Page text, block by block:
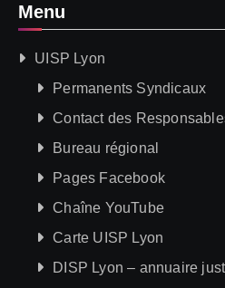
Menu
UISP Lyon
Permanents Syndicaux
Contact des
Bureau régional
Pages Facebook
Chaîne YouTube
Carte UISP Lyon
DISP Lyon – annuaire